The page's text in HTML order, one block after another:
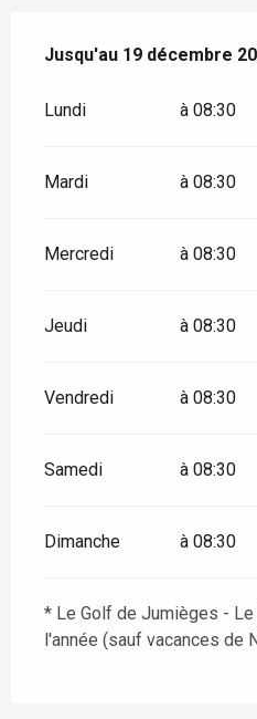
Du1 janvier 2026au19
Jusqu'au 19 décembre
Lundi à 08:30
Mardi à 08:30
Mercredi à 08:30
Jeudi à 08:30
Vendredi à 08:30
Samedi à 08:30
Dimanche à 08:30
* Le Golf de Jumièges -
l'année (sauf vacances de